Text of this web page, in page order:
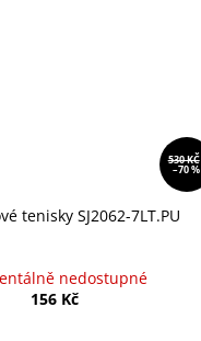
530 KČ
–70 %
tenisky SJ2062-7LT.PU
nedostupné
156 Kč